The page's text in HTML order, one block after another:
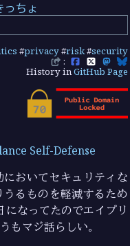
っちょ
#privacy#risk#security
:
History inGitHub Page
Self-Defense
おいてセキュリティな
るものを軽減するため
なってたのでエイプリ
もマジ話らしい。